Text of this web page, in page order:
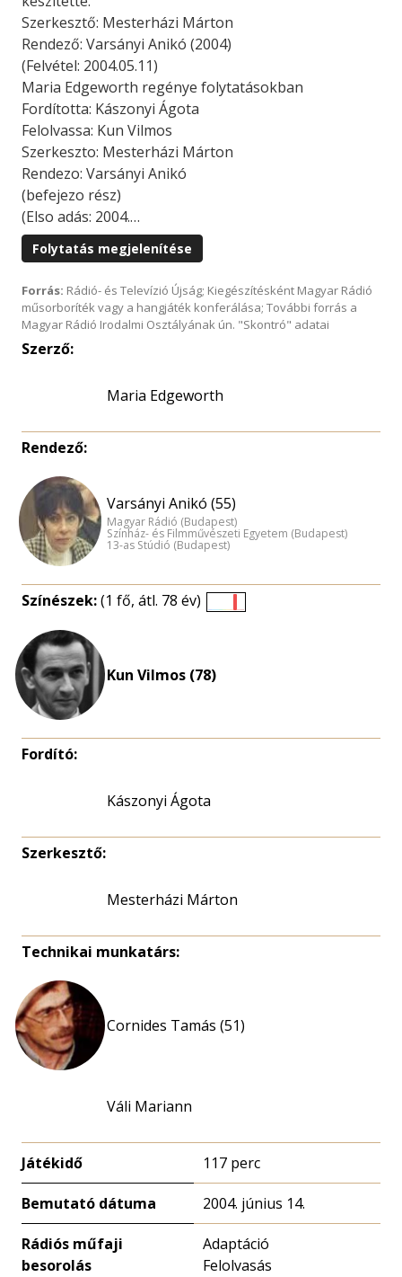
Szerkesztő: Mesterházi Márton
Rendező: Varsányi Anikó (2004)
(Felvétel: 2004.05.11)
Maria Edgeworth regénye folytatásokban
Fordította: Kászonyi Ágota
Felolvassa: Kun Vilmos
Szerkeszto: Mesterházi Márton
Rendezo: Varsányi Anikó
(befejezo rész)
(Elso adás: 2004.…
Folytatás megjelenítése
Forrás: Rádió- és Televízió Újság; Kiegészítésként Magyar Rádió
műsorboríték vagy a hangjáték konferálása; További forrás a
Magyar Rádió Irodalmi Osztályának ún. "Skontró" adatai
Szerző:
Maria Edgeworth
Rendező:
Varsányi Anikó (55)
Magyar Rádió (Budapest)
Színház- és Filmművészeti Egyetem (Budapest)
13-as Stúdió (Budapest)
Színészek:(1 fő, átl. 78 év)
Kun Vilmos (78)
Fordító:
Kászonyi Ágota
Szerkesztő:
Mesterházi Márton
Technikai munkatárs:
Cornides Tamás (51)
Váli Mariann
Játékidő 117 perc
Bemutató dátuma 2004. június 14.
Rádiós műfaji
besorolás
Adaptáció
Felolvasás